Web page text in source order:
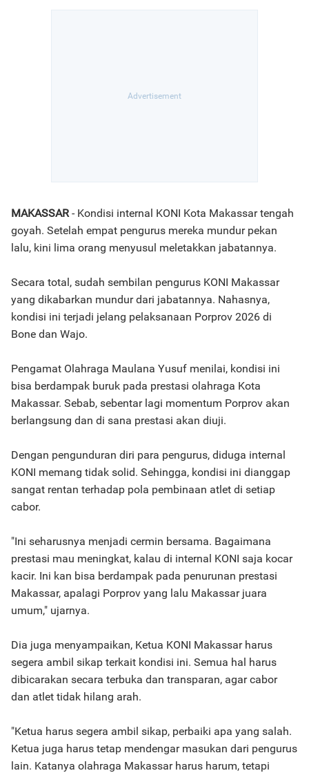
MAKASSAR- Kondisi internal KONI Kota Makassar tengah
goyah. Setelah empat pengurus mereka mundur pekan
lalu, kini lima orang menyusul meletakkan jabatannya.
Secara total, sudah sembilan pengurus KONI Makassar
yang dikabarkan mundur dari jabatannya. Nahasnya,
kondisi ini terjadi jelang pelaksanaan Porprov 2026 di
Bone dan Wajo.
Pengamat Olahraga Maulana Yusuf menilai, kondisi ini
bisa berdampak buruk pada prestasi olahraga Kota
Makassar. Sebab, sebentar lagi momentum Porprov akan
berlangsung dan di sana prestasi akan diuji.
Dengan pengunduran diri para pengurus, diduga internal
KONI memang tidak solid. Sehingga, kondisi ini dianggap
sangat rentan terhadap pola pembinaan atlet di setiap
cabor.
"Ini seharusnya menjadi cermin bersama. Bagaimana
prestasi mau meningkat, kalau di internal KONI saja kocar
kacir. Ini kan bisa berdampak pada penurunan prestasi
Makassar, apalagi Porprov yang lalu Makassar juara
umum," ujarnya.
Dia juga menyampaikan, Ketua KONI Makassar harus
segera ambil sikap terkait kondisi ini. Semua hal harus
dibicarakan secara terbuka dan transparan, agar cabor
dan atlet tidak hilang arah.
"Ketua harus segera ambil sikap, perbaiki apa yang salah.
Ketua juga harus tetap mendengar masukan dari pengurus
lain. Katanya olahraga Makassar harus harum, tetapi